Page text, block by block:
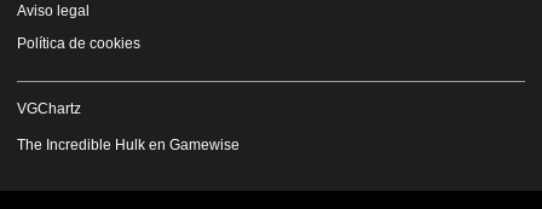
Aviso legal
Política de cookies
VGChartz
The Incredible Hulk en Gamewise